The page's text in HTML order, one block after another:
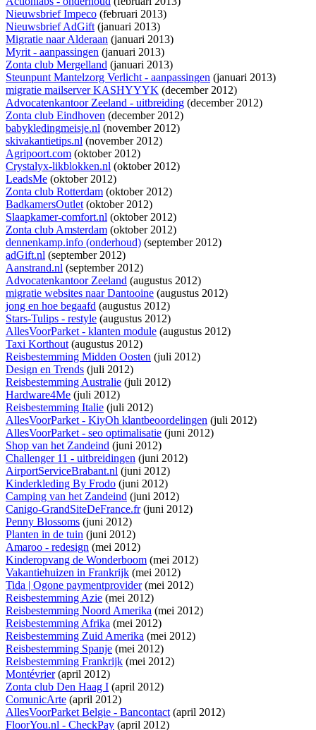
Nieuwsbrief Impeco (februari 2013)
Nieuwsbrief AdGift(januari 2013)
Migratie naar Alderaan (januari 2013)
Myrit - aanpassingen (januari 2013)
Zonta club Mergelland (januari 2013)
Steunpunt Mantelzorg Verlicht - aanpassingen (januari 2013)
migratie mailserver KASHYYYK (december 2012)
Advocatenkantoor Zeeland - uitbreiding (december 2012)
Zonta club Eindhoven (december 2012)
babykledingmeisje.nl (november 2012)
skivakantietips.nl (november 2012)
Agripoort.com (oktober 2012)
Crystalyx-likblokken.nl (oktober 2012)
LeadsMe (oktober 2012)
Zonta club Rotterdam (oktober 2012)
BadkamersOutlet(oktober 2012)
Slaapkamer-comfort.nl (oktober 2012)
Zonta club Amsterdam (oktober 2012)
dennenkamp.info (onderhoud) (september 2012)
adGift.nl (september 2012)
Aanstrand.nl (september 2012)
Advocatenkantoor Zeeland (augustus 2012)
migratie websites naar Dantooine (augustus 2012)
jong en hoe begaafd (augustus 2012)
Stars-Tulips - restyle (augustus 2012)
AllesVoorParket - klanten module (augustus 2012)
Taxi Korthout(augustus 2012)
Reisbestemming Midden Oosten (juli 2012)
Design en Trends (juli 2012)
Reisbestemming Australie (juli 2012)
Hardware4Me (juli 2012)
Reisbestemming Italie (juli 2012)
AllesVoorParket - KiyOh klantbeoordelingen (juli 2012)
AllesVoorParket - seo optimalisatie (juni 2012)
Shop van het Zandeind (juni 2012)
Challenger 11 - uitbreidingen (juni 2012)
AirportServiceBrabant.nl (juni 2012)
Kinderkleding By Frodo (juni 2012)
Camping van het Zandeind (juni 2012)
Canigo-GrandSiteDeFrance.fr(juni 2012)
Penny Blossoms (juni 2012)
Planten in de tuin (juni 2012)
Amaroo - redesign (mei 2012)
Kinderopvang de Wonderboom (mei 2012)
Vakantiehuizen in Frankrijk (mei 2012)
Tida | Ogone paymentprovider(mei 2012)
Reisbestemming Azie (mei 2012)
Reisbestemming Noord Amerika (mei 2012)
Reisbestemming Afrika (mei 2012)
Reisbestemming Zuid Amerika (mei 2012)
Reisbestemming Spanje (mei 2012)
Reisbestemming Frankrijk (mei 2012)
Montévrier(april 2012)
Zonta club Den Haag I (april 2012)
ComunicArte (april 2012)
AllesVoorParket Belgie - Bancontact(april 2012)
FloorYou.nl - CheckPay (april 2012)